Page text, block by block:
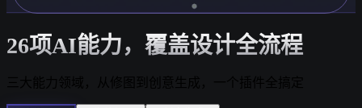
26项AI能力，覆盖设计全流程